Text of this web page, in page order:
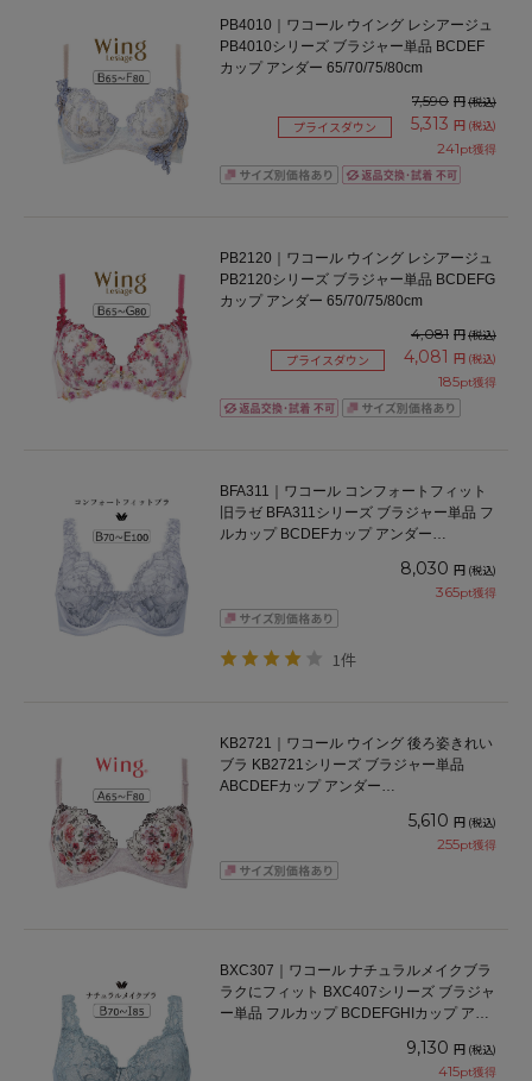
PB4010｜ワコール ウイング レシアージュ
PB4010シリーズ ブラジャー単品 BCDEF
カップ アンダー 65/70/75/80cm
7,590 円(税込)
プライスダウン 5,313 円 (税込)
241pt獲得
PB2120｜ワコール ウイング レシアージュ
PB2120シリーズ ブラジャー単品 BCDEFG
カップ アンダー 65/70/75/80cm
4,081 円(税込)
プライスダウン 4,081 円 (税込)
185pt獲得
BFA311｜ワコール コンフォートフィット
旧ラゼ BFA311シリーズ ブラジャー単品 フ
ルカップ BCDEFカップ アンダー
8,030 円 (税込)
365pt獲得
1件
KB2721｜ワコール ウイング 後ろ姿きれい
ブラ KB2721シリーズ ブラジャー単品
ABCDEFカップ アンダー
5,610 円 (税込)
255pt獲得
BXC307｜ワコール ナチュラルメイクブラ
ラクにフィット BXC407シリーズ ブラジャ
ー単品 フルカップ BCDEFGHIカップ アン
9,130 円 (税込)
415pt獲得